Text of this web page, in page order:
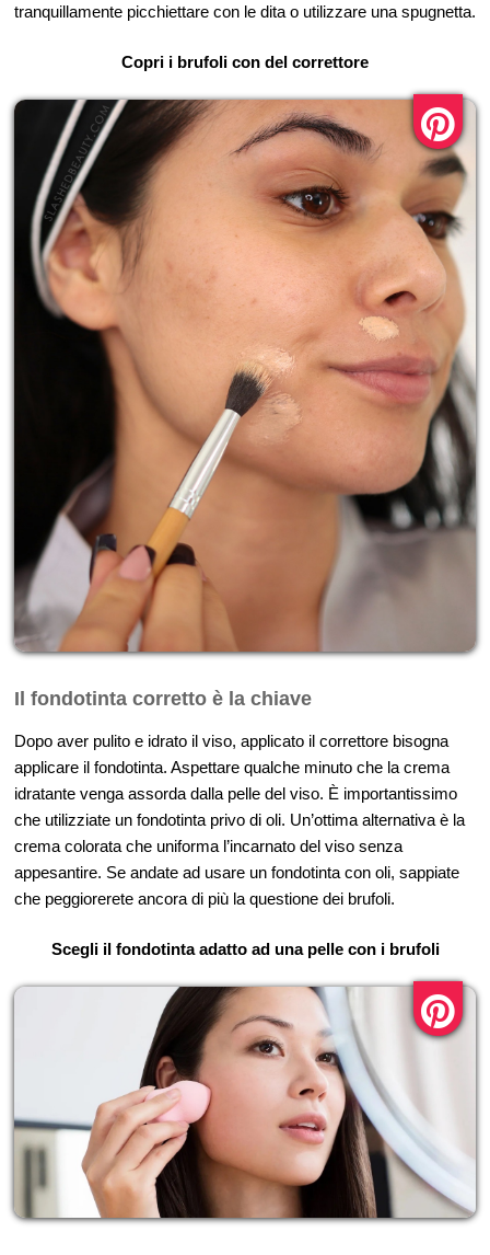
tranquillamente picchiettare con le dita o utilizzare una spugnetta.
Copri i brufoli con del correttore
Il fondotinta corretto è la chiave
Dopo aver pulito e idrato il viso, applicato il correttore bisogna
applicare il fondotinta. Aspettare qualche minuto che la crema
idratante venga assorda dalla pelle del viso. È importantissimo
che utilizziate un fondotinta privo di oli. Un’ottima alternativa è la
crema colorata che uniforma l’incarnato del viso senza
appesantire. Se andate ad usare un fondotinta con oli, sappiate
che peggiorerete ancora di più la questione dei brufoli.
Scegli il fondotinta adatto ad una pelle con i brufoli